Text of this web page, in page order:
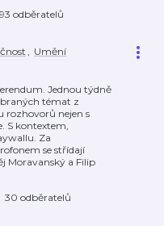
93 odběratelů
, Umění
Jednou týdně
témat z
rozhovorů nejen s
S kontextem,
Za
se střídají
Moravanský a Filip
30 odběratelů